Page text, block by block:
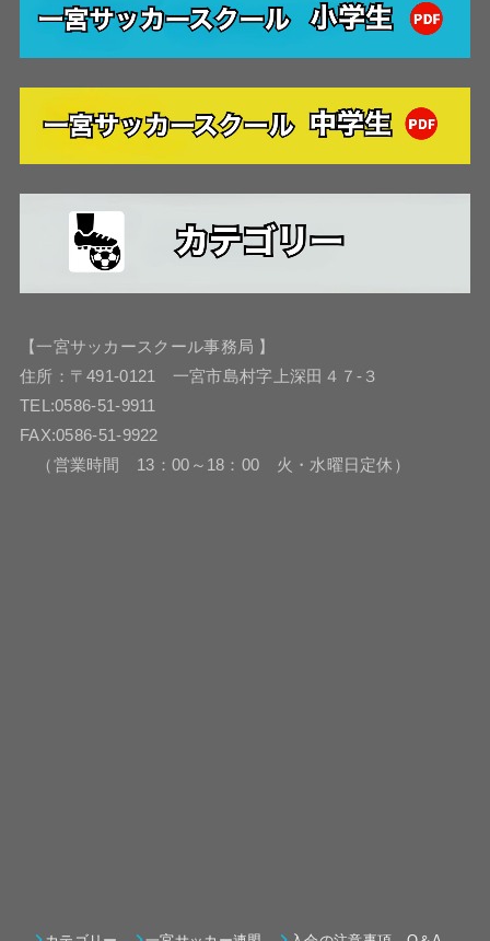
【一宮サッカースクール事務局 】
住所：〒491-0121 一宮市島村字上深田４７-３
TEL:0586-51-9911
FAX:0586-51-9922
（営業時間 13：00～18：00 火・水曜日定休）